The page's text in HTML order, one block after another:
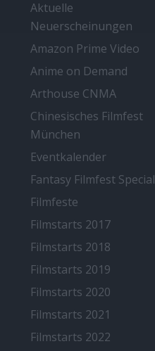
Aktuelle
Neuerscheinungen
Amazon Prime Video
Anime on Demand
Arthouse CNMA
Chinesisches Filmfest
München
Eventkalender
Fantasy Filmfest Special
Filmfeste
Filmstarts 2017
Filmstarts 2018
Filmstarts 2019
Filmstarts 2020
Filmstarts 2021
Filmstarts 2022